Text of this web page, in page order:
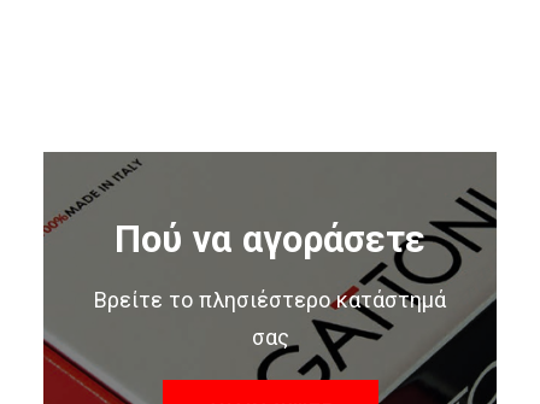
Πού να αγοράσετε
Βρείτε το πλησιέστερο κατάστημά
σας